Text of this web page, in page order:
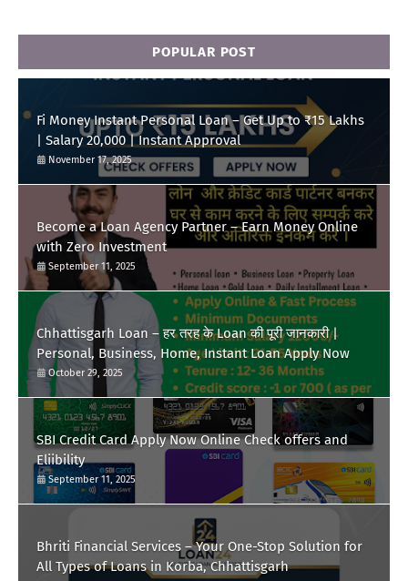
POPULAR POST
Fi Money Instant Personal Loan – Get Up to ₹15 Lakhs
| Salary 20,000 | Instant Approval
November 17, 2025
Become a Loan Agency Partner – Earn Money Online
with Zero Investment
September 11, 2025
Chhattisgarh Loan – हर तरह के Loan की पूरी जानकारी |
Personal, Business, Home, Instant Loan Apply Now
October 29, 2025
SBI Credit Card Apply Now Online Check offers and
Eliibility
September 11, 2025
Bhriti Financial Services – Your One-Stop Solution for
All Types of Loans in Korba, Chhattisgarh